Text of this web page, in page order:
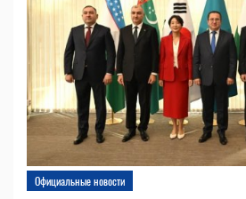
Официальные новости